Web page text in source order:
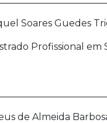
Soares Guedes
Profissional em
de Almeida